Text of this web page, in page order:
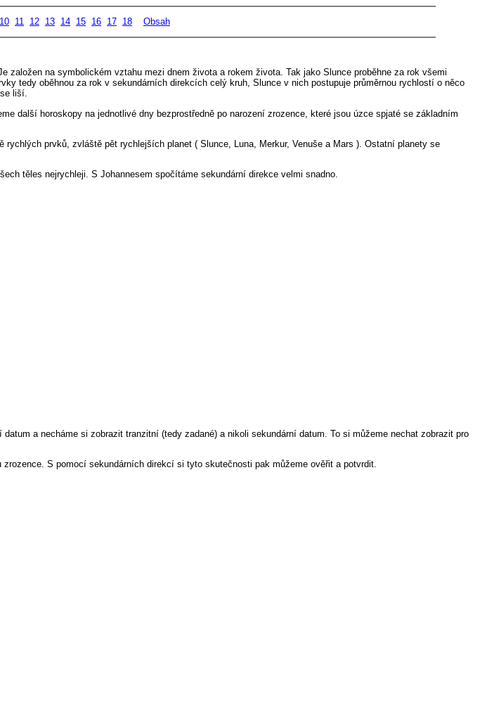
10 11 12 13 14 15 16 17 18 Obsah
na symbolickém vztahu mezi dnem života a rokem života. Tak jako Slunce proběhne za rok všemi
tedy oběhnou za rok v sekundárních direkcích celý kruh, Slunce v nich postupuje průměrnou rychlostí o něco
liší.
další horoskopy na jednotlivé dny bezprostředně po narození zrozence, které jsou úzce spjaté se základním
prvků, zvláště pět rychlejších planet ( Slunce, Luna, Merkur, Venuše a Mars ). Ostatní planety se
těles nejrychleji. S Johannesem spočítáme sekundární direkce velmi snadno.
a necháme si zobrazit tranzitní (tedy zadané) a nikoli sekundární datum. To si můžeme nechat zobrazit pro
S pomocí sekundárních direkcí si tyto skutečnosti pak můžeme ověřit a potvrdit.